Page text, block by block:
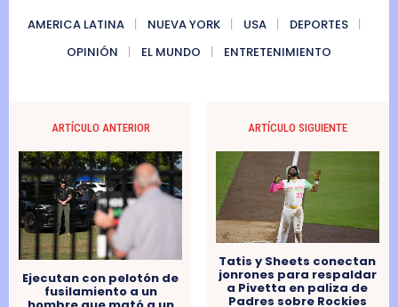
AMERICA LATINA NUEVA YORK USA
DEPORTES
OPINIÓN
EL MUNDO ENTRETENIMIENTO
ARTÍCULO ANTERIOR
Ejecutan con pelotón de
fusilamiento a un
ARTÍCULO SIGUIENTE
Tatis y Sheets conectan
jonrones para respaldar
a Pivetta en paliza de
Padres sobre Rockies